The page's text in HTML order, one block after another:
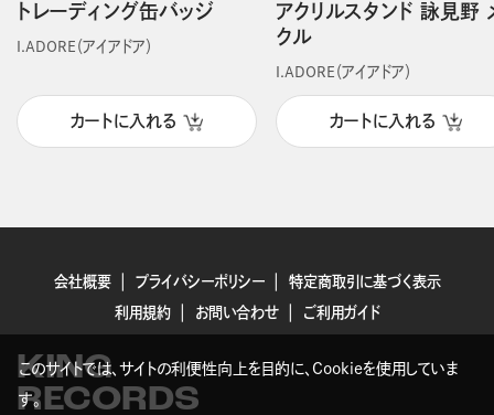
トレーディング缶バッジ
I.ADORE（アイアドア）
カートに入れる
アクリルスタンド 詠見野
クル
I.ADORE（アイアドア）
カートに入れる
会社概要 プライバシーポリシー
特定商取引に基づく表示
利用規約
お問い合わせ ご利用ガイド
KING
RECORDS
このサイトでは、サイトの利便性向上を目的に、Cookieを使用していま
す。